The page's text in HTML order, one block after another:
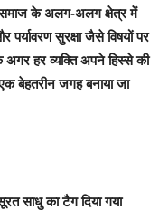
समाज के अलग-अलग क्षेत्र में
सुरक्षा जैसे विषयों पर
हर व्यक्ति अपने हिस्से की
बेहतरीन जगह बनाया जा
साधु का टैग दिया गया